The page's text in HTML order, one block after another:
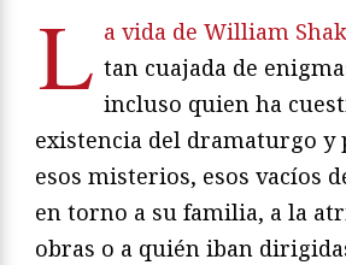
L a vida de William
tan cuajada de
incluso quien ha
existencia del dramaturgo y
esos misterios, esos vacíos
en torno a su familia, a la
obras o a quién iban